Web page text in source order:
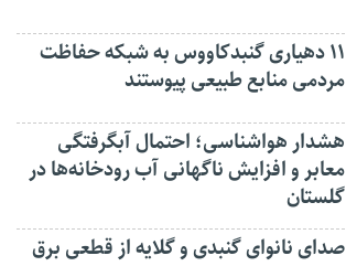
۱۱ دهیاری گنبدکاووس به شبکه حفاظت
مردمی منابع طبیعی پیوستند
هشدار هواشناسی؛ احتمال آبگرفتگی
معابر و افزایش ناگهانی آب رودخانه‌ها در
گلستان
صدای نانوای گنبدی و گلایه از قطعی برق